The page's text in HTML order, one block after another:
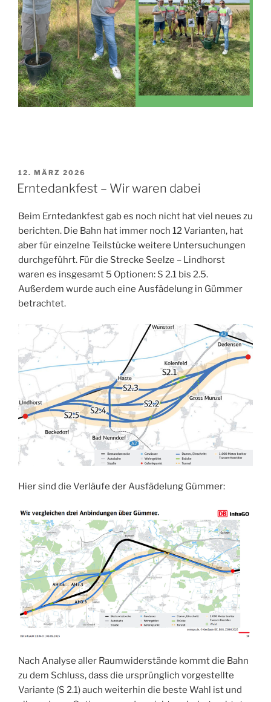
VERÖFFENTLICHT
AM
12. MÄRZ 2026
Erntedankfest – Wir waren dabei
Beim Erntedankfest gab es noch nicht hat viel neues zu
berichten. Die Bahn hat immer noch 12 Varianten, hat
aber für einzelne Teilstücke weitere Untersuchungen
durchgeführt. Für die Strecke Seelze – Lindhorst
waren es insgesamt 5 Optionen: S 2.1 bis 2.5.
Außerdem wurde auch eine Ausfädelung in Gümmer
betrachtet.
Hier sind die Verläufe der Ausfädelung Gümmer:
Nach Analyse aller Raumwiderstände kommt die Bahn
zu dem Schluss, dass die ursprünglich vorgestellte
Variante (S 2.1) auch weiterhin die beste Wahl ist und